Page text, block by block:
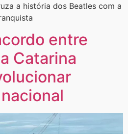
a história dos Beatles com a
entre
Catarina